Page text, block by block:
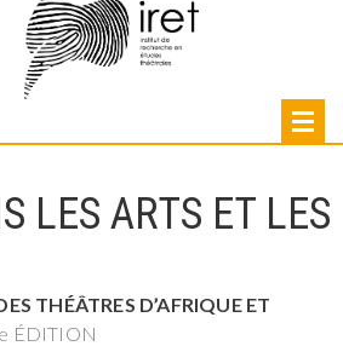
LES ARTS ET LES
THÉÂTRES D’AFRIQUE ET
ÉDITION